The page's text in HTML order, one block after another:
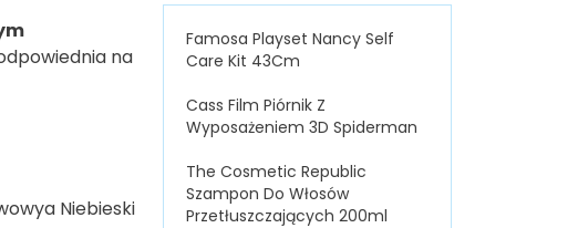
na
Niebieski
Famosa Playset Nancy Self
Care Kit 43Cm
Cass Film Piórnik Z
Wyposażeniem 3D Spiderman
The Cosmetic Republic
Szampon Do Włosów
Przetłuszczających 200ml